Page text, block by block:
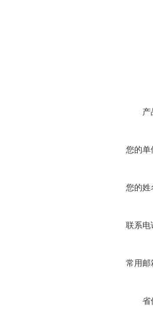
产
您的单
您的姓
联系电
常用邮
省